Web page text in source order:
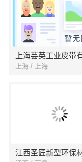
上海 / 上海